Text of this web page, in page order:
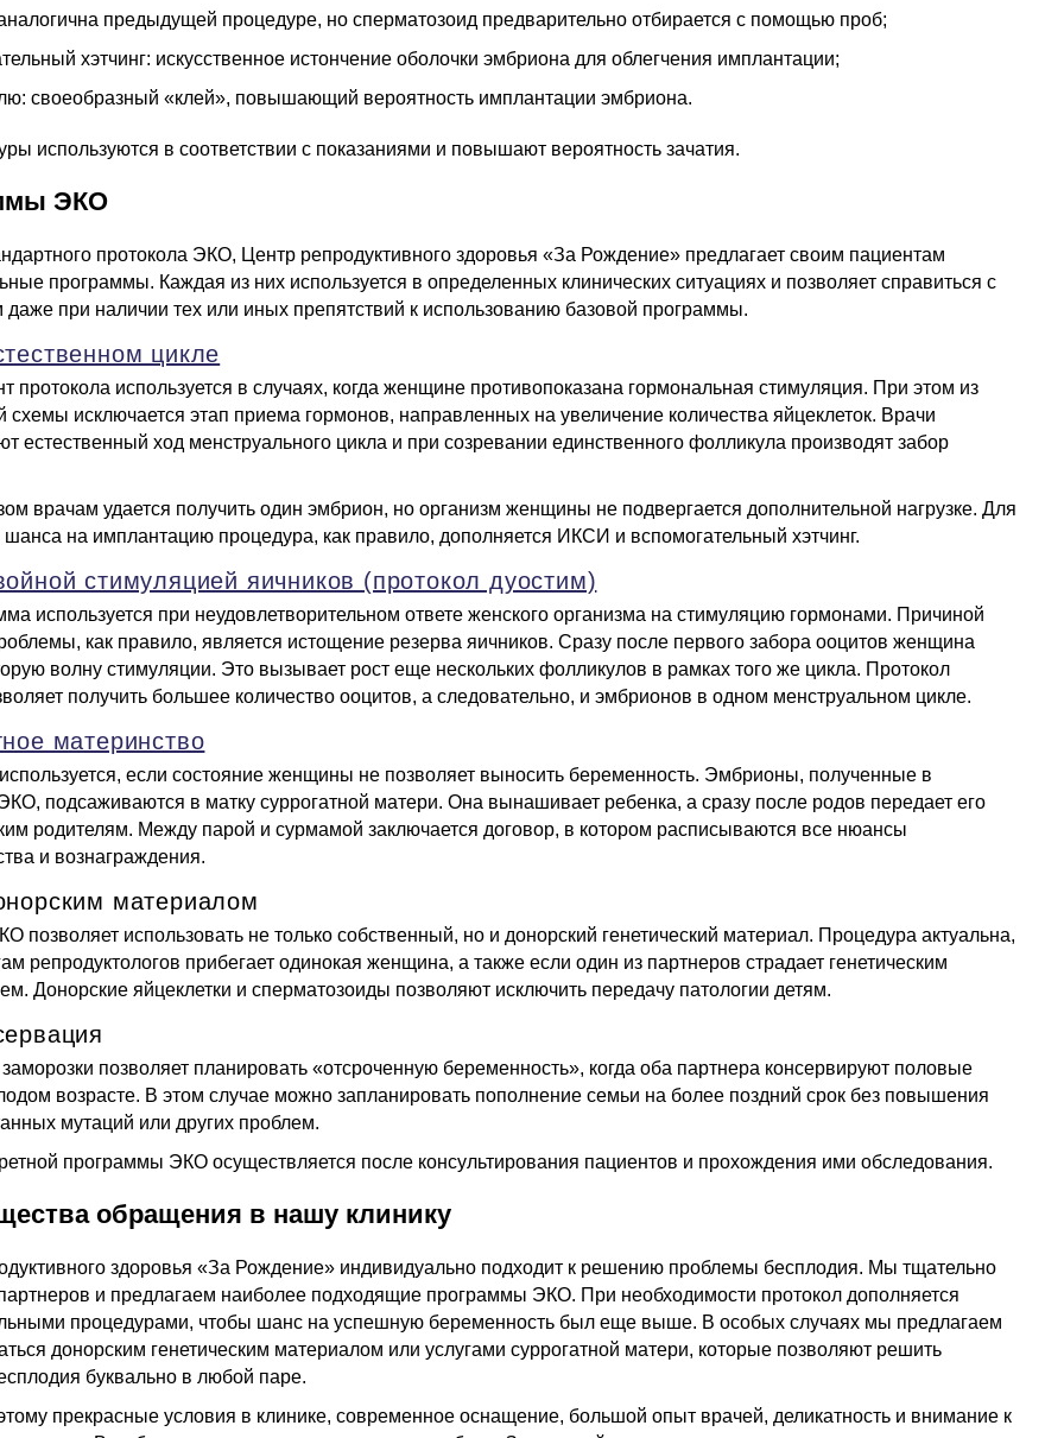
предыдущей процедуре, но сперматозоид предварительно отбирается с помощью проб;
хэтчинг: искусственное истончение оболочки эмбриона для облегчения имплантации;
своеобразный «клей», повышающий вероятность имплантации эмбриона.
используются в соответствии с показаниями и повышают вероятность зачатия.
ЭКО
протокола ЭКО, Центр репродуктивного здоровья «За Рождение» предлагает своим пациентам
программы. Каждая из них используется в определенных клинических ситуациях и позволяет справиться с
даже при наличии тех или иных препятствий к использованию базовой программы.
цикле
протокола используется в случаях, когда женщине противопоказана гормональная стимуляция. При этом из
схемы исключается этап приема гормонов, направленных на увеличение количества яйцеклеток. Врачи
естественный ход менструального цикла и при созревании единственного фолликула производят забор
врачам удается получить один эмбрион, но организм женщины не подвергается дополнительной нагрузке. Для
на имплантацию процедура, как правило, дополняется ИКСИ и вспомогательный хэтчинг.
стимуляцией яичников (протокол дуостим)
используется при неудовлетворительном ответе женского организма на стимуляцию гормонами. Причиной
как правило, является истощение резерва яичников. Сразу после первого забора ооцитов женщина
волну стимуляции. Это вызывает рост еще нескольких фолликулов в рамках того же цикла. Протокол
получить большее количество ооцитов, а следовательно, и эмбрионов в одном менструальном цикле.
материнство
если состояние женщины не позволяет выносить беременность. Эмбрионы, полученные в
ЭКО, подсаживаются в матку суррогатной матери. Она вынашивает ребенка, а сразу после родов передает его
родителям. Между парой и сурмамой заключается договор, в котором расписываются все нюансы
и вознаграждения.
материалом
позволяет использовать не только собственный, но и донорский генетический материал. Процедура актуальна,
репродуктологов прибегает одинокая женщина, а также если один из партнеров страдает генетическим
Донорские яйцеклетки и сперматозоиды позволяют исключить передачу патологии детям.
позволяет планировать «отсроченную беременность», когда оба партнера консервируют половые
возрасте. В этом случае можно запланировать пополнение семьи на более поздний срок без повышения
мутаций или других проблем.
программы ЭКО осуществляется после консультирования пациентов и прохождения ими обследования.
обращения в нашу клинику
здоровья «За Рождение» индивидуально подходит к решению проблемы бесплодия. Мы тщательно
и предлагаем наиболее подходящие программы ЭКО. При необходимости протокол дополняется
процедурами, чтобы шанс на успешную беременность был еще выше. В особых случаях мы предлагаем
донорским генетическим материалом или услугами суррогатной матери, которые позволяют решить
буквально в любой паре.
прекрасные условия в клинике, современное оснащение, большой опыт врачей, деликатность и внимание к